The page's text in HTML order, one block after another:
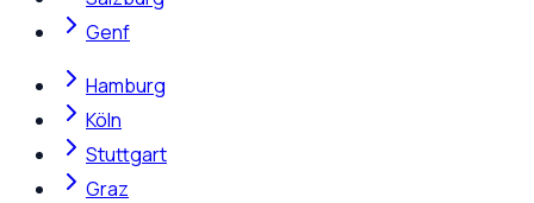
Genf
Hamburg
Köln
Stuttgart
Graz